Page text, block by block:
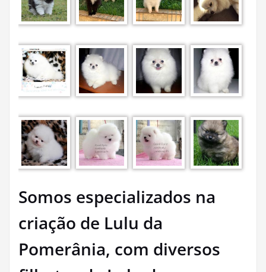
Somos especializados na
criação de Lulu da
Pomerânia, com diversos